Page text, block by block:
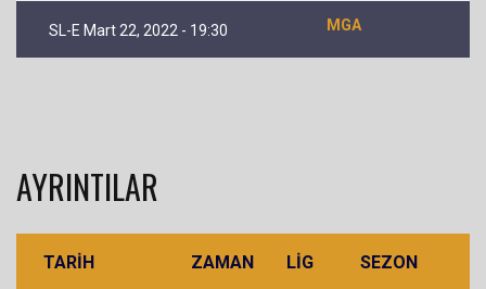
SL-E Mart 22, 2022 - 19:30 MGA
AYRINTILAR
TARIH ZAMAN LIG SEZON